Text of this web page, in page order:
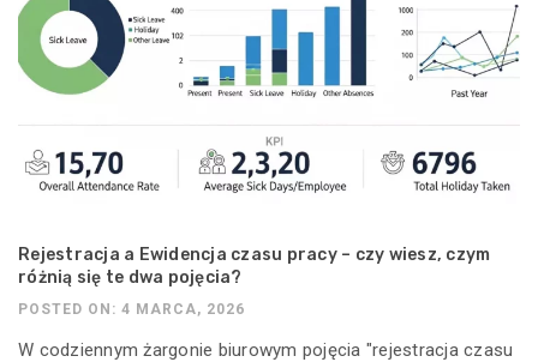
Rejestracja a Ewidencja czasu pracy – czy wiesz, czym
różnią się te dwa pojęcia?
POSTED ON: 4 MARCA, 2026
W codziennym żargonie biurowym pojęcia "rejestracja czasu